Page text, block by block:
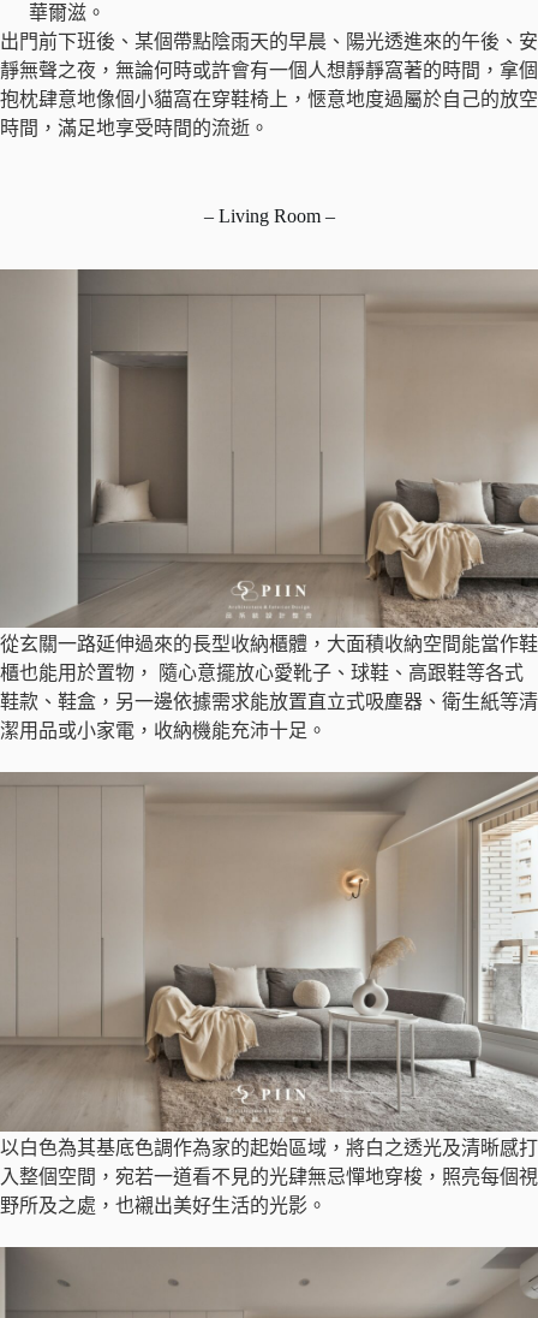
華爾滋。
出門前下班後、某個帶點陰雨天的早晨、陽光透進來的午後、安
靜無聲之夜，無論何時或許會有一個人想靜靜窩著的時間，拿個
抱枕肆意地像個小貓窩在穿鞋椅上，愜意地度過屬於自己的放空
時間，滿足地享受時間的流逝。
– Living Room –
從玄關一路延伸過來的長型收納櫃體，大面積收納空間能當作鞋
櫃也能用於置物， 隨心意擺放心愛靴子、球鞋、高跟鞋等各式
鞋款、鞋盒，另一邊依據需求能放置直立式吸塵器、衛生紙等清
潔用品或小家電，收納機能充沛十足。
以白色為其基底色調作為家的起始區域，將白之透光及清晰感打
入整個空間，宛若一道看不見的光肆無忌憚地穿梭，照亮每個視
野所及之處，也襯出美好生活的光影。